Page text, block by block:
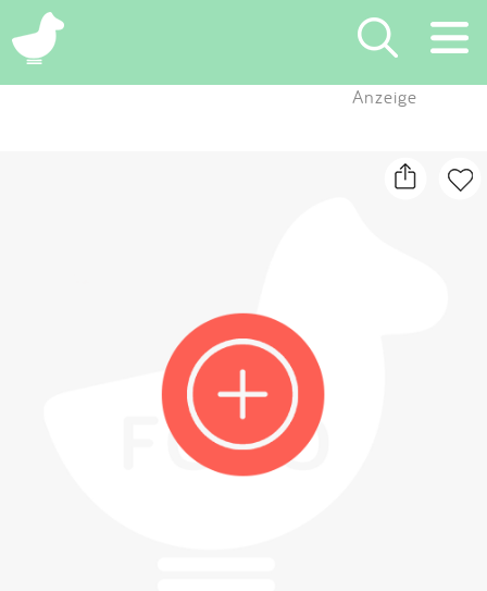
×
Blog
Partner
Kontakt
Impressum
Anzeige